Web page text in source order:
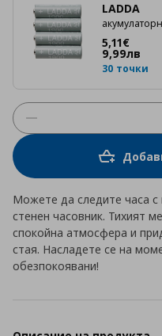
LADDA
5,11€
Цена
9,99лв
30 точки
Можете да следите часа
стенен часовник. Тихият
спокойна атмосфера и
стая. Насладете се на
обезпокоявани!